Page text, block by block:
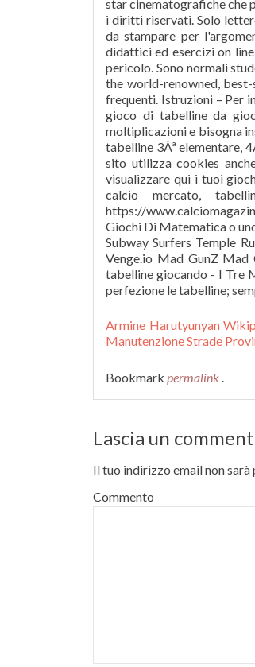
Armine Harutyunyan
Manutenzione Strade
Bookmark permalink .
Lascia un
Il tuo indirizzo email non
Commento